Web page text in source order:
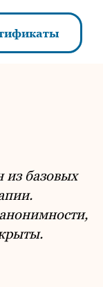
из базовых